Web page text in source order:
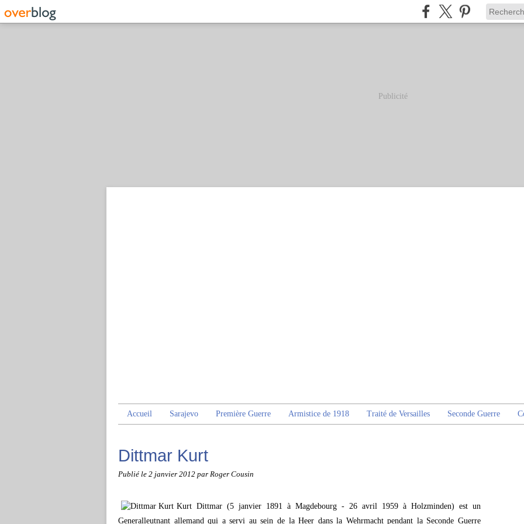
Publicité
Accueil Sarajevo Première Guerre Armistice de 1918 Traité de Versailles Seconde Guerre
Dittmar Kurt
Publié le 2 janvier 2012 par Roger Cousin
Kurt Dittmar (5 janvier 1891 à Magdebourg - 26 avril 1959 à Holzminden) est un
Generalleutnant allemand qui a servi au sein de la Heer dans la Wehrmacht pendant la Seconde Guerre